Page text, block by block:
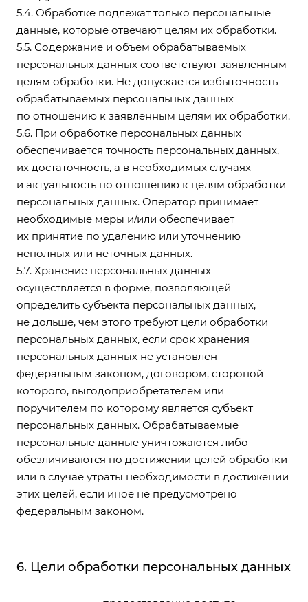
5.4. Обработке подлежат только персональные
данные, которые отвечают целям их обработки.
5.5. Содержание и объем обрабатываемых
персональных данных соответствуют заявленным
целям обработки. Не допускается избыточность
обрабатываемых персональных данных
по отношению к заявленным целям их обработки.
5.6. При обработке персональных данных
обеспечивается точность персональных данных,
их достаточность, а в необходимых случаях
и актуальность по отношению к целям обработки
персональных данных. Оператор принимает
необходимые меры и/или обеспечивает
их принятие по удалению или уточнению
неполных или неточных данных.
5.7. Хранение персональных данных
осуществляется в форме, позволяющей
определить субъекта персональных данных,
не дольше, чем этого требуют цели обработки
персональных данных, если срок хранения
персональных данных не установлен
федеральным законом, договором, стороной
которого, выгодоприобретателем или
поручителем по которому является субъект
персональных данных. Обрабатываемые
персональные данные уничтожаются либо
обезличиваются по достижении целей обработки
или в случае утраты необходимости в достижении
этих целей, если иное не предусмотрено
федеральным законом.
6. Цели обработки персональных данных